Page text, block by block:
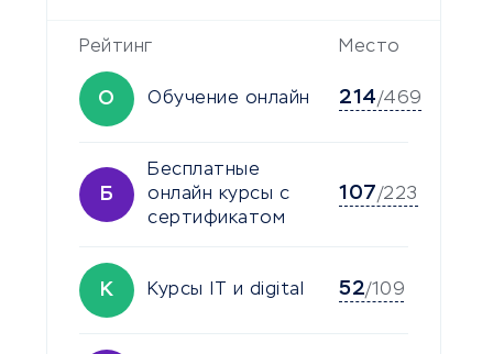
Рейтинг Место
О Обучение онлайн 214/469
Б
Бесплатные
онлайн курсы с
сертификатом
107/223
К Курсы IT и digital 52/109